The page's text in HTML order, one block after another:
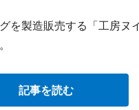
を製造販売する「工房ヌ
記事を読む